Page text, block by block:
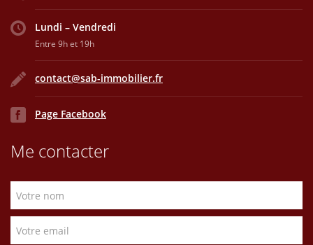
Lundi – Vendredi
Entre 9h et 19h
contact@sab-immobilier.fr
Page Facebook
Me contacter